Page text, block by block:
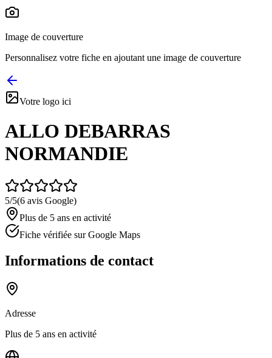
Image de couverture
Personnalisez votre fiche en ajoutant une image de couverture
Votre logo ici
ALLO DEBARRAS
NORMANDIE
5/5(6 avis Google)
Plus de 5 ans en activité
Fiche vérifiée sur Google Maps
Informations de contact
Adresse
Plus de 5 ans en activité